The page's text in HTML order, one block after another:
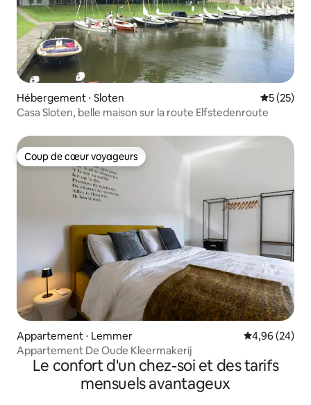
Hébergement ⋅ Sloten
5 (25)
Casa Sloten, belle maison sur la route Elfstedenroute
Coup de cœur voyageurs
Coup de cœur voyageurs
Appartement ⋅ Lemmer Évaluation
4,96 (24)
Appartement De Oude Kleermakerij
Le confort d'un chez-soi et des tarifs
mensuels avantageux